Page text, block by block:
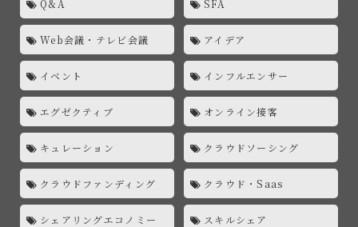
Q&A SFA
Web会議・テレビ会議 アイデア
イベント インフルエンサー
エグゼクティブ オンライン接客
キュレーション クラウドソーシング
クラウドファンディング クラウド・Saas
シェアリングエコノミー スキルシェア